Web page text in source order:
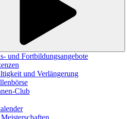
und Fortbildungsangebote
und Verlängerung
Club